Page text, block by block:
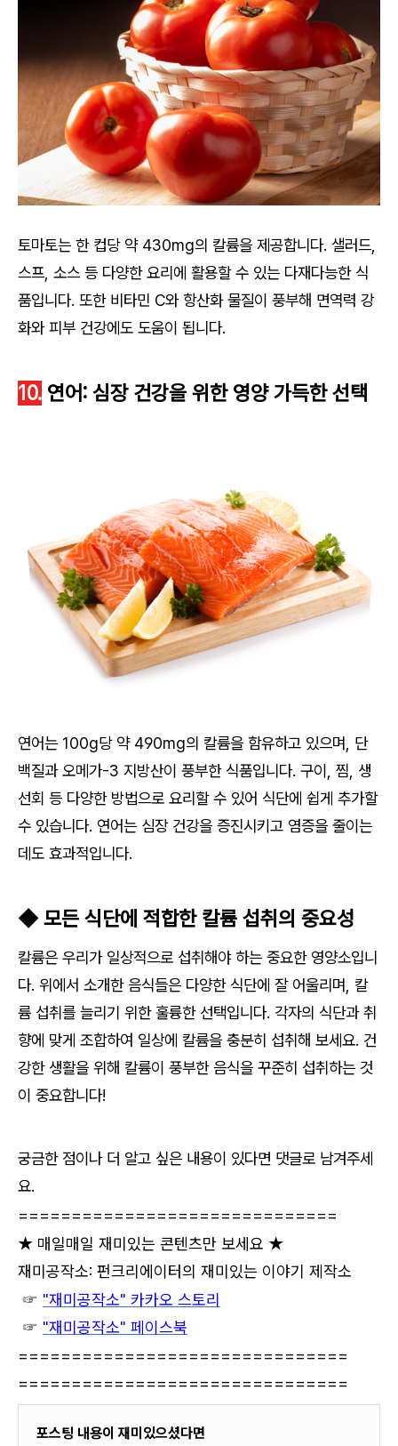
토마토는 한 컵당 약 430mg의 칼륨을 제공합니다. 샐러드,
스프, 소스 등 다양한 요리에 활용할 수 있는 다재다능한 식
품입니다. 또한 비타민 C와 항산화 물질이 풍부해 면역력 강
화와 피부 건강에도 도움이 됩니다.
10. 연어: 심장 건강을 위한 영양 가득한 선택
연어는 100g당 약 490mg의 칼륨을 함유하고 있으며, 단
백질과 오메가-3 지방산이 풍부한 식품입니다. 구이, 찜, 생
선회 등 다양한 방법으로 요리할 수 있어 식단에 쉽게 추가할
수 있습니다. 연어는 심장 건강을 증진시키고 염증을 줄이는
데도 효과적입니다.
◆ 모든 식단에 적합한 칼륨 섭취의 중요성
칼륨은 우리가 일상적으로 섭취해야 하는 중요한 영양소입니
다. 위에서 소개한 음식들은 다양한 식단에 잘 어울리며, 칼
륨 섭취를 늘리기 위한 훌륭한 선택입니다. 각자의 식단과 취
향에 맞게 조합하여 일상에 칼륨을 충분히 섭취해 보세요. 건
강한 생활을 위해 칼륨이 풍부한 음식을 꾸준히 섭취하는 것
이 중요합니다!
궁금한 점이나 더 알고 싶은 내용이 있다면 댓글로 남겨주세
요.
==============================
★ 매일매일 재미있는 콘텐츠만 보세요 ★
재미공작소: 펀크리에이터의 재미있는 이야기 제작소
☞ "재미공작소" 카카오 스토리
☞ "재미공작소" 페이스북
===============================
===============================
포스팅 내용이 재미있으셨다면